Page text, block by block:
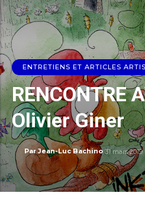
ENTRETIENS ET ARTICLES
RENCONTRE
Olivier Giner
Par Jean-Luc Bachino 31 mars 2019